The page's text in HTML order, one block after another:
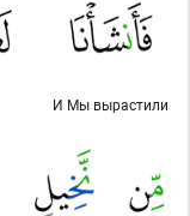
И Мы вырастили